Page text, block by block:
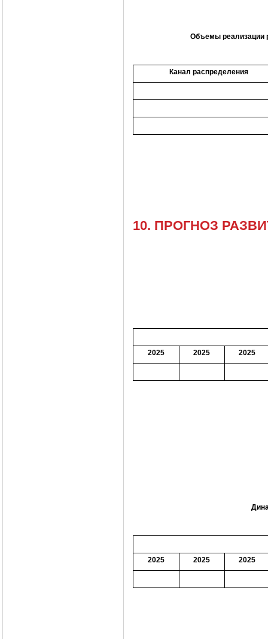
Объемы реализации
Канал распределения
10. ПРОГНОЗ
2025 2025 2025
2025 2025 2025